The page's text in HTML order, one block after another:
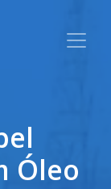
Óleo